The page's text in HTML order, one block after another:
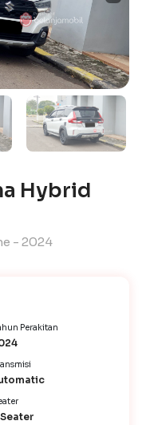
Hybrid
- 2024
Perakitan